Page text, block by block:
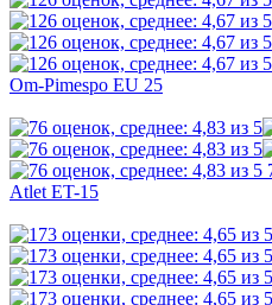
Om-Pimespo EU 25
Atlet ET-15